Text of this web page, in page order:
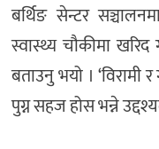
बर्थिङ सेन्टर
स्वास्थ्य चौकीमा
बताउनु भयो । ‘विरामी
पुग्न सहज होस भन्ने